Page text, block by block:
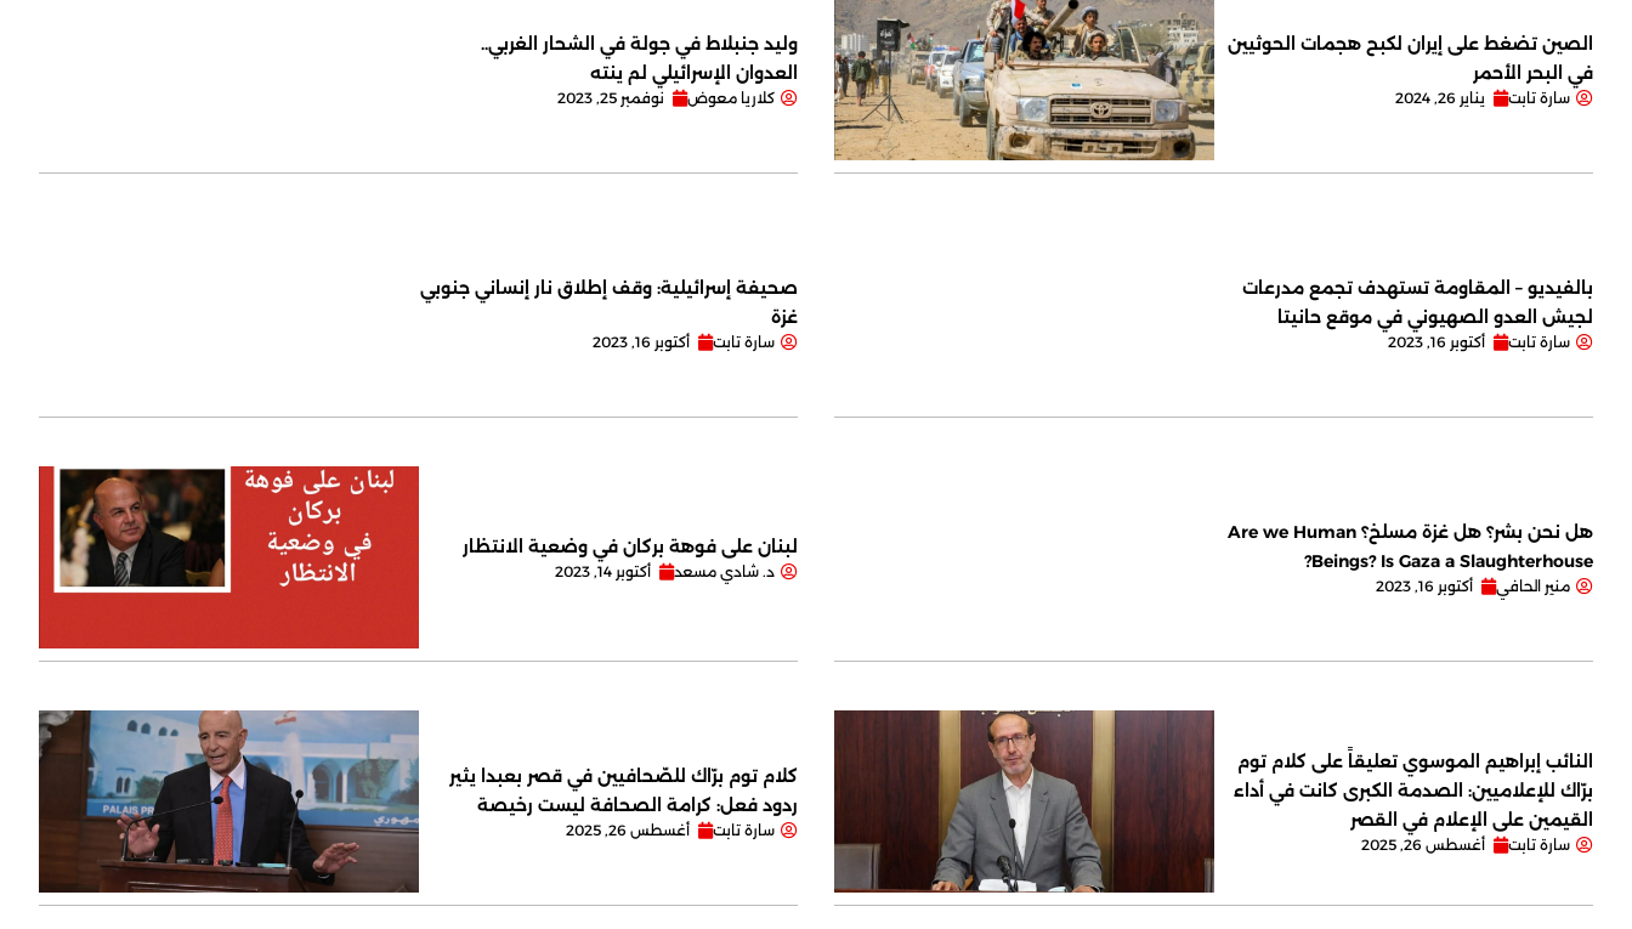
الصين تضغط على إيران لكبح هجمات الحوثيين
في البحر الأحمر
سارة تابت يناير 26, 2024
وليد جنبلاط في جولة في الشحار الغربي..
العدوان الإسرائيلي لم ينته
كلاريا معوض نوفمبر 25, 2023
بالفيديو – المقاومة تستهدف تجمع مدرعات
لجيش العدو الصهيوني في موقع حانيتا
سارة تابت أكتوبر 16, 2023
صحيفة إسرائيلية: وقف إطلاق نار إنساني جنوبي
غزة
سارة تابت أكتوبر 16, 2023
هل نحن بشر؟ هل غزة مسلخ؟ Are we Human
Beings? Is Gaza a Slaughterhouse?
منير الحافي أكتوبر 16, 2023
لبنان على فوهة بركان في وضعية الانتظار
د. شادي مسعد أكتوبر 14, 2023
النائب إبراهيم الموسوي تعليقاً على كلام توم
برّاك للإعلاميين: الصدمة الكبرى كانت في أداء
القيمين على ‏الإعلام في القصر
سارة تابت أغسطس 26, 2025
كلام توم برّاك للصّحافيين في قصر بعبدا يثير
ردود فعل: كرامة الصحافة ليست رخيصة
سارة تابت أغسطس 26, 2025